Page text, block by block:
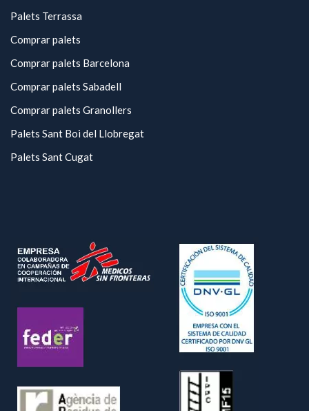
Palets Terrassa
Comprar palets
Comprar palets Barcelona
Comprar palets Sabadell
Comprar palets Granollers
Palets Sant Boi del Llobregat
Palets Sant Cugat